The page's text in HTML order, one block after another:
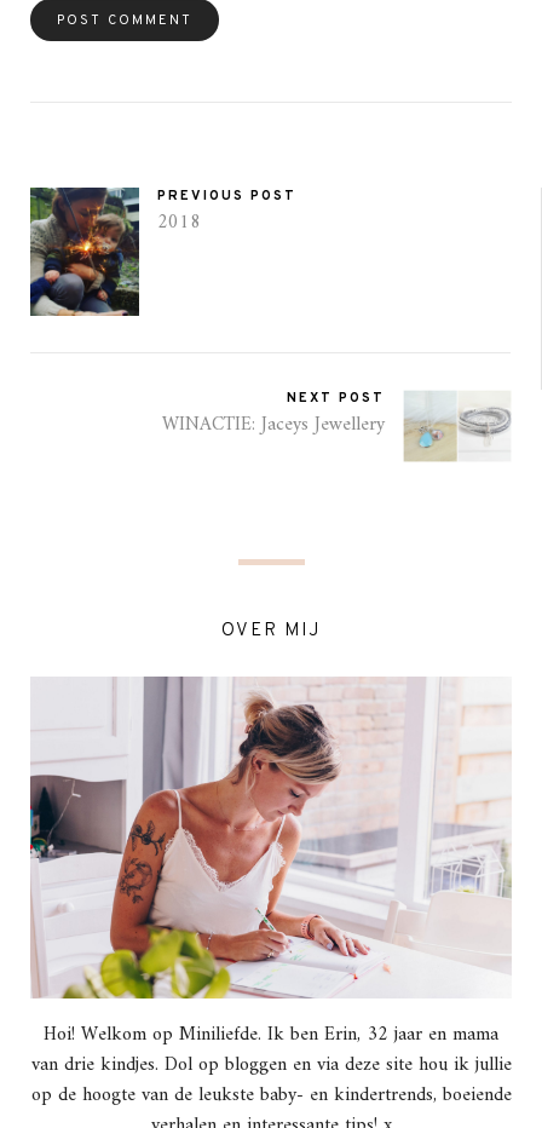
PREVIOUS POST
2018
NEXT POST
WINACTIE: Jaceys Jewellery
OVER MIJ
Hoi! Welkom op Miniliefde. Ik ben Erin, 32 jaar en mama
van drie kindjes. Dol op bloggen en via deze site hou ik jullie
op de hoogte van de leukste baby- en kindertrends, boeiende